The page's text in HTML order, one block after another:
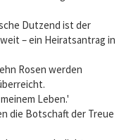
Dutzend ist der
– ein Heiratsantrag in
Rosen werden
Leben.'
die Botschaft der Treue